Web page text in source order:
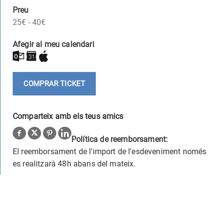
Preu
25€ - 40€
Afegir al meu calendari
COMPRAR TICKET
Comparteix amb els teus amics
Política de reemborsament:
El reemborsament de l'import de l'esdeveniment només
es realitzarà 48h abans del mateix.